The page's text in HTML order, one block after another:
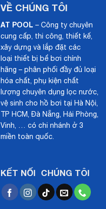
VỀ CHÚNG TÔI
AT POOL – Công ty chuyên
cung cấp, thi công, thiết kế,
xây dựng và lắp đặt các
loại thiết bị bể bơi chính
hãng – phân phối đầy đủ loại
hóa chất, phụ kiện chất
lượng chuyên dụng lọc nước,
vệ sinh cho hồ bơi tại Hà Nội,
TP HCM, Đà Nẵng, Hải Phòng,
Vinh, … có chi nhánh ở 3
miền toàn quốc.
KẾT NỐI CHÚNG TÔI